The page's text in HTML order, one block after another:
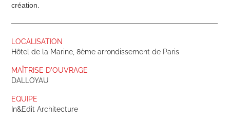
création.
LOCALISATION
Hôtel de la Marine, 8ème arrondissement de Paris
MAÎTRISE D'OUVRAGE
DALLOYAU
EQUIPE
In&Edit Architecture